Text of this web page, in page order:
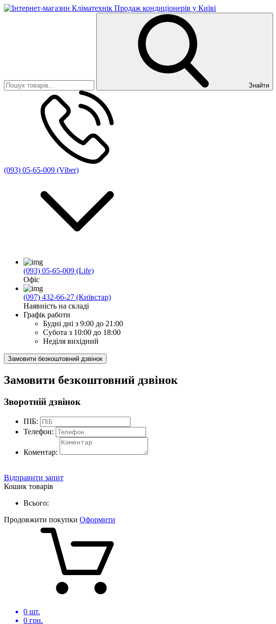
Знайти
(093) 05-65-009 (Viber)
(093) 05-65-009 (Life)
Офіс
(097) 432-66-27 (Київстар)
Наявність на складі
Графік работи
Будні дні з 9:00 до 21:00
Субота з 10:00 до 18:00
Неділя вихідний
Замовити безкоштовний дзвінок
Замовити безкоштовний дзвінок
Зворотній дзвінок
ПІБ:
Телефон:
Коментар:
Відправити запит
Кошик товарів
Всього:
Продовжити покупки Оформити
0 шт.
0 грн.